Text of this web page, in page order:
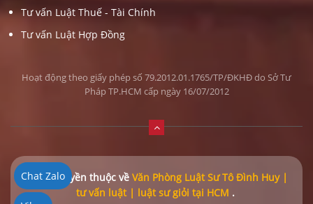
Tư vấn Luật Thuế - Tài Chính
Tư vấn Luật Hợp Đồng
Hoạt động theo giấy phép số 79.2012.01.1765/TP/ĐKHĐ do Sở Tư
Pháp TP.HCM cấp ngày 16/07/2012
© Bản quyền thuộc về Văn Phòng Luật Sư Tô Đình Huy |
tư vấn luật | luật sư giỏi tại HCM .
Chat Zalo